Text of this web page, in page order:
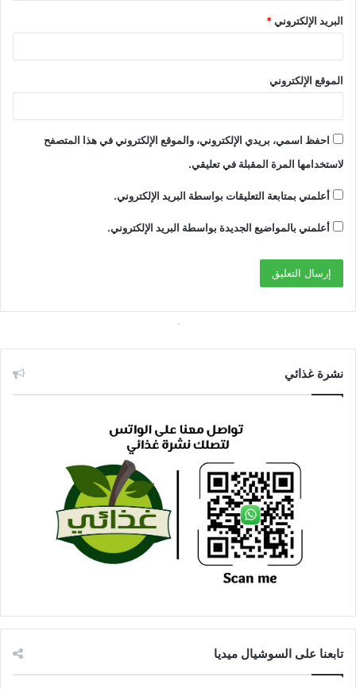
البريد الإلكتروني*
الموقع الإلكتروني
احفظ اسمي، بريدي الإلكتروني، والموقع الإلكتروني في هذا المتصفح
لاستخدامها المرة المقبلة في تعليقي.
أعلمني بمتابعة التعليقات بواسطة البريد الإلكتروني.
أعلمني بالمواضيع الجديدة بواسطة البريد الإلكتروني.
نشرة غذائي
تابعنا على السوشيال ميديا